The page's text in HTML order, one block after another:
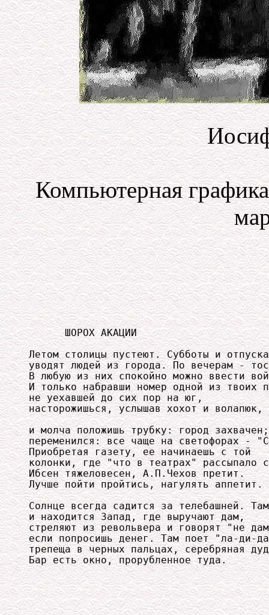
Компьютерная
ШОРОХ АКАЦИИ
Летом столицы пустеют. Субботы и
уводят людей из города. По вечерам
В любую из них спокойно можно
И только набравши номер одной из
не уехавшей до сих пор на юг,
насторожишься, услышав хохот и
и молча положишь трубку: город
переменился: все чаще на светофорах
Приобретая
колонки, где "что в театрах"
Ибсен тяжеловесен, А.П.Чехов
Лучше пойти пройтись, нагулять аппетит.
Солнце всегда садится за телебашней. Там
и находится Запад, где выручают дам,
стреляют из револьвера и говорят "не
если попросишь денег. Там поет "ла-ди-
трепеща в черных пальцах, серебряная
Бар есть окно, прорубленное туда.